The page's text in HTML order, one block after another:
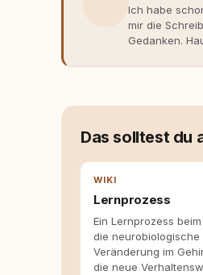
Ich habe
mir die
Gedanken.
dank Roger -
betreue die
dass sie
allein nicht
Bereitschaft
Das solltest du
WIKI
Lernprozess
Ein Lernprozess
die neurobiologische
Veränderung im
die neue